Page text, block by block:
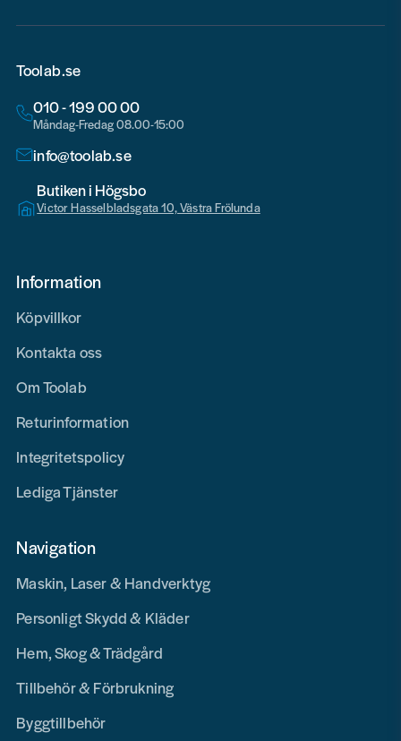
Toolab.se
010 - 199 00 00
Måndag-Fredag 08.00-15:00
info@toolab.se
Butiken i Högsbo
Victor Hasselbladsgata 10, Västra Frölunda
Information
Köpvillkor
Kontakta oss
Om Toolab
Returinformation
Integritetspolicy
Lediga Tjänster
Navigation
Maskin, Laser & Handverktyg
Personligt Skydd & Kläder
Hem, Skog & Trädgård
Tillbehör & Förbrukning
Byggtillbehör